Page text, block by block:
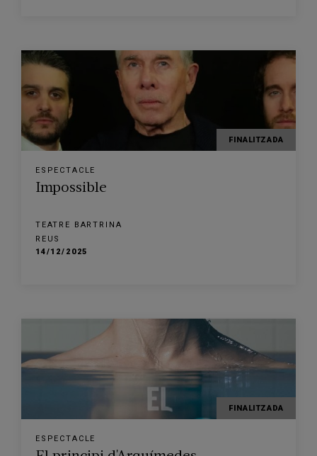
FINALITZADA
ESPECTACLE
Impossible
TEATRE BARTRINA
REUS
14/12/2025
FINALITZADA
ESPECTACLE